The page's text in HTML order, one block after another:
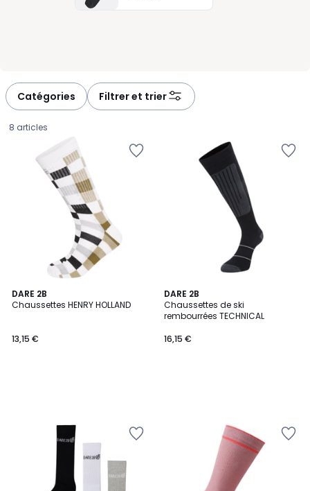
Catégories Filtrer et trier
8 articles
DARE 2B
Chaussettes HENRY HOLLAND
€.
13,15 €
DARE 2B
Chaussettes de ski
rembourrées TECHNICAL
16,15 €